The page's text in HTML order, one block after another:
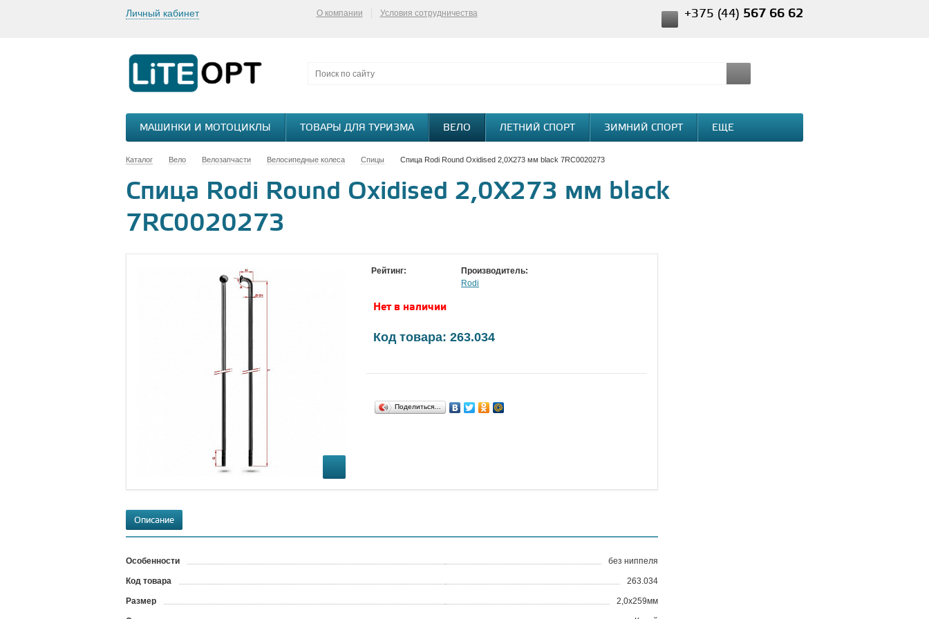
Личный кабинет О компании Условия сотрудничества +375 (44) 567 66 62
МАШИНКИ И МОТОЦИКЛЫ ТОВАРЫ ДЛЯ ТУРИЗМА ВЕЛО ЛЕТНИЙ СПОРТ ЗИМНИЙ СПОРТ ЕЩЕ
Каталог Вело Велозапчасти Велосипедные колеса Спицы Спица Rodi Round Oxidised 2,0X273 мм black 7RC0020273
Спица Rodi Round Oxidised 2,0X273 мм black
7RC0020273
Рейтинг:
Производитель:
Rodi
Нет в наличии
Код товара: 263.034
Поделиться…
Описание
Особенности без ниппеля
Код товара 263.034
Размер 2,0х259мм